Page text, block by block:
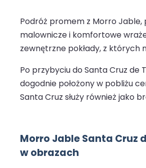
Podróż promem z Morro Jable,
malownicze i komfortowe
zewnętrzne pokłady, z których
Po przybyciu do Santa Cruz de
dogodnie położony w pobliżu
Santa Cruz służy również jako
Morro Jable Santa Cruz
w obrazach